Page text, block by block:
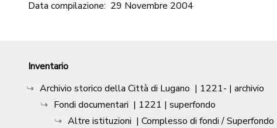
Data compilazione: 29 Novembre 2004
Inventario
Archivio storico della Città di Lugano | 1221- | archivio
Fondi documentari | 1221 | superfondo
Altre istituzioni | Complesso di fondi / Superfondo